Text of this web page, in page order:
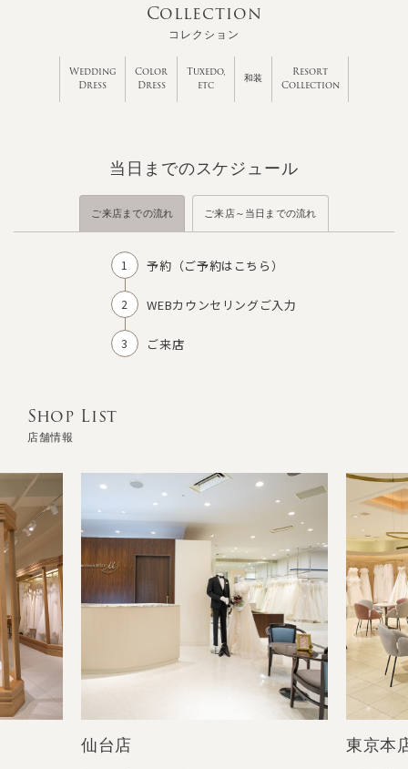
Collection
コレクション
Wedding
Dress
Color
Dress
Tuxedo,
etc
和装
Resort
Collection
当日までのスケジュール
ご来店までの流れ ご来店～当日までの流れ
予約（ご予約はこちら）
WEBカウンセリングご入力
ご来店
Shop List
店舗情報
仙台店 東京本